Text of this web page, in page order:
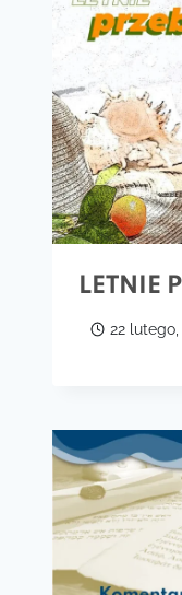
LETNIE
22 lutego,